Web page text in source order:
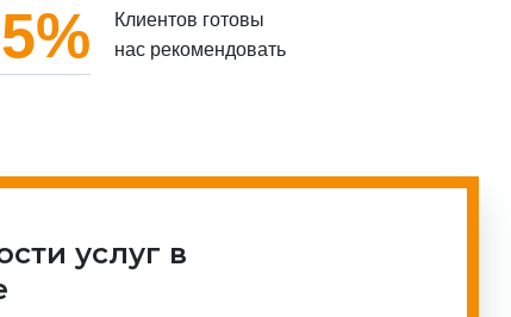
Клиентов готовы
нас рекомендовать
услуг в